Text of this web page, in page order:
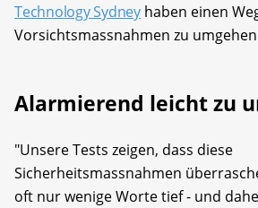
Technology Sydneyhaben einen
Vorsichtsmassnahmen zu
Alarmierend leicht zu
"Unsere Tests zeigen, dass diese
Sicherheitsmassnahmen
oft nur wenige Worte tief - und